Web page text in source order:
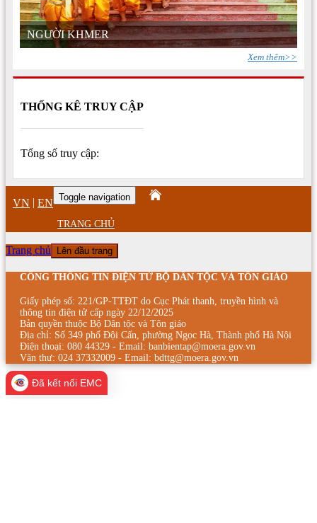
NGƯỜI KHMER
Xem thêm>>
THỐNG KÊ TRUY CẬP
Tổng số truy cập:
VN | EN Toggle navigation
TRANG CHỦ
Trang chủ Lên đầu trang
CỔNG THÔNG TIN ĐIỆN TỬ BỘ DÂN TỘC VÀ TÔN GIÁO
Giấy phép số: 221/GP-TTĐT do Cục Phát thanh, truyền hình và
thông tin điện tử cấp ngày 22/12/2025
Bản quyền thuộc Bộ Dân tộc và Tôn giáo
Địa chỉ: Số 349 phố Đội Cấn, phường Ngọc Hà, Thành phố Hà Nội
Điện thoại: 080 44329 - Email: banbientap@moera.gov.vn
Văn thư: 024 37332009 - Email: bdttg@moera.gov.vn
Đã kết nối EMC